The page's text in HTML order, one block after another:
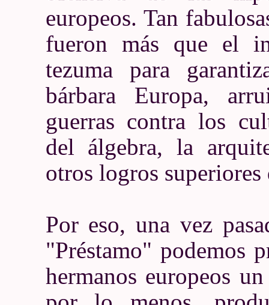
europeos. Tan
fueron más que el
tezuma para
bárbara Europa,
guerras contra los
del álgebra, la
otros logros
Por eso, una vez
"Préstamo" podemos
hermanos europeos